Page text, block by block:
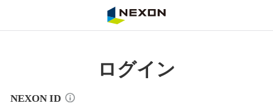
ログイン
NEXON ID